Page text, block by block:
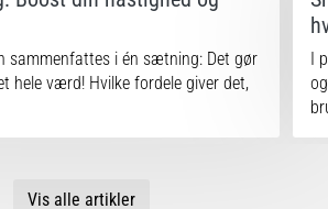
sammenfattes i én sætning: Det gør
hele værd! Hvilke fordele giver det,
I
Vis alle artikler